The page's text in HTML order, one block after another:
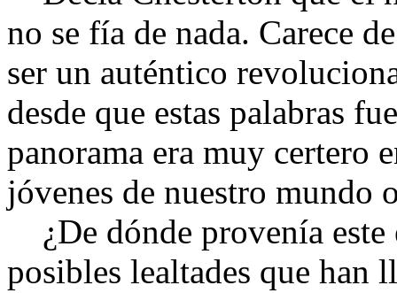
no se fía de nada. Carece
ser un auténtico
desde que estas palabras
panorama era muy certero
jóvenes de nuestro mundo
¿De dónde provenía este
posibles lealtades que han